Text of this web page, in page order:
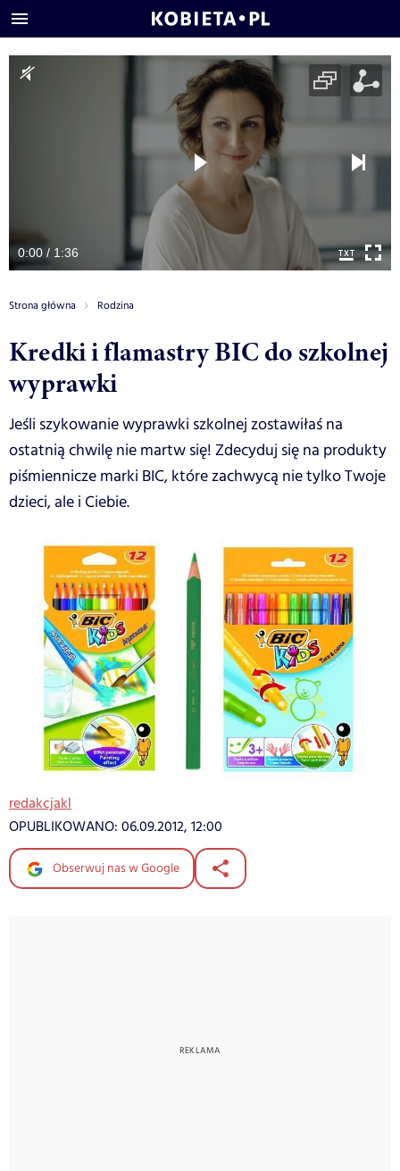
0:00 / 1:36
Strona główna Rodzina
Kredki i flamastry BIC do szkolnej
wyprawki
Jeśli szykowanie wyprawki szkolnej zostawiłaś na
ostatnią chwilę nie martw się! Zdecyduj się na produkty
piśmiennicze marki BIC, które zachwycą nie tylko Twoje
dzieci, ale i Ciebie.
redakcjakl
OPUBLIKOWANO: 06.09.2012, 12:00
Obserwuj nas w Google